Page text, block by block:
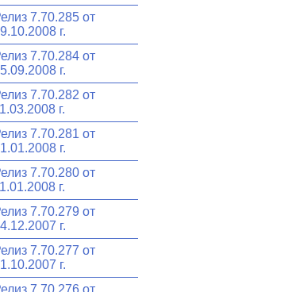
7.70.285 от
г.
7.70.284 от
г.
7.70.282 от
г.
7.70.281 от
г.
7.70.280 от
г.
7.70.279 от
г.
7.70.277 от
г.
7.70.276 от